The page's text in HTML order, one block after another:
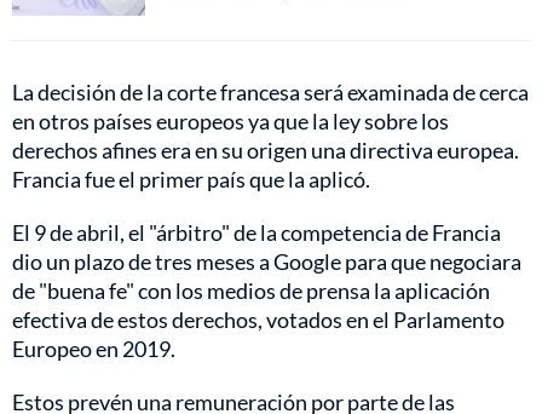
La decisión de la corte francesa será examinada de cerca
en otros países europeos ya que la ley sobre los
derechos afines era en su origen una directiva europea.
Francia fue el primer país que la aplicó.
El 9 de abril, el "árbitro" de la competencia de Francia
dio un plazo de tres meses a Google para que negociara
de "buena fe" con los medios de prensa la aplicación
efectiva de estos derechos, votados en el Parlamento
Europeo en 2019.
Estos prevén una remuneración por parte de las